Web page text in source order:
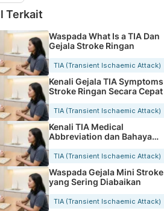
Terkait
Waspada What Is a TIA Dan
Gejala Stroke Ringan
TIA (Transient Ischaemic Attack)
Kenali Gejala TIA Symptoms
Stroke Ringan Secara Cepat
TIA (Transient Ischaemic Attack)
Kenali TIA Medical
Abbreviation dan Bahaya
TIA (Transient Ischaemic Attack)
Waspada Gejala Mini Stroke
yang Sering Diabaikan
TIA (Transient Ischaemic Attack)